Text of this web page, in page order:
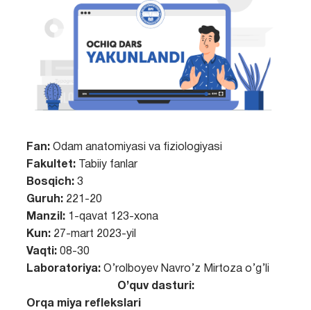
Fan: Odam anatomiyasi va fiziologiyasi
Fakultet:Tabiiy fanlar
Bosqich:3
Guruh:221-20
Manzil:1-qavat 123-xona
Kun: 27-mart 2023-yil
Vaqti:08-30
Laboratoriya:O’rolboyev Navro’z Mirtoza o’g’li
O’quv dasturi:
Orqa miya reflekslari